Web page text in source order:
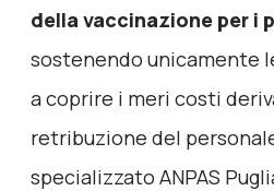
della vaccinazione per i
sostenendo unicamente
a coprire i meri costi
retribuzione del
specializzato ANPAS